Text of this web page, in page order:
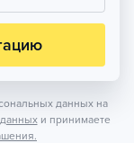
данных на
и принимаете